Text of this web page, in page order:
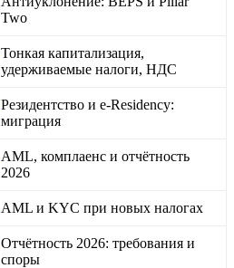
Two
Тонкая капитализация,
удерживаемые налоги, НДС
Резидентство и e‑Residency:
миграция
AML, комплаенс и отчётность
2026
AML и KYC при новых налогах
Отчётность 2026: требования и
споры